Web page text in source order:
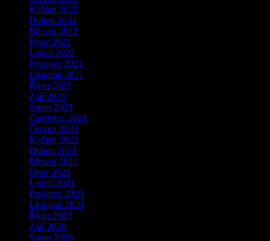
Květen 2022
Duben 2022
Březen 2022
Únor 2022
Leden 2022
Prosinec 2021
Listopad 2021
Říjen 2021
Září 2021
Srpen 2021
Červenec 2021
Červen 2021
Květen 2021
Duben 2021
Březen 2021
Únor 2021
Leden 2021
Prosinec 2020
Listopad 2020
Říjen 2020
Září 2020
Srpen 2020